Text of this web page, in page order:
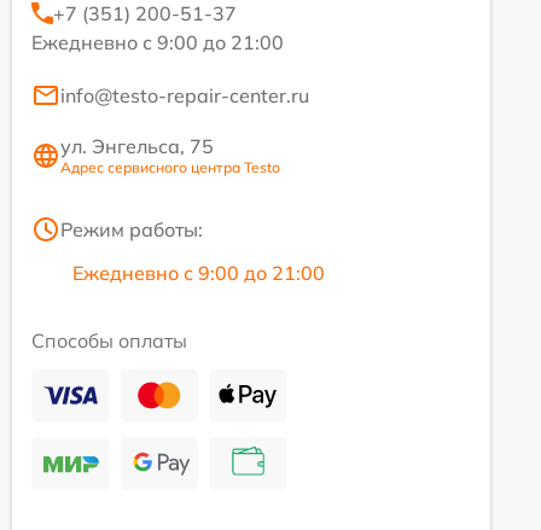
+7 (351) 200-51-37
Ежедневно с 9:00 до 21:00
info@testo-repair-center.ru
ул. Энгельса, 75
Адрес сервисного центра Testo
Режим работы:
Ежедневно с 9:00 до 21:00
Способы оплаты